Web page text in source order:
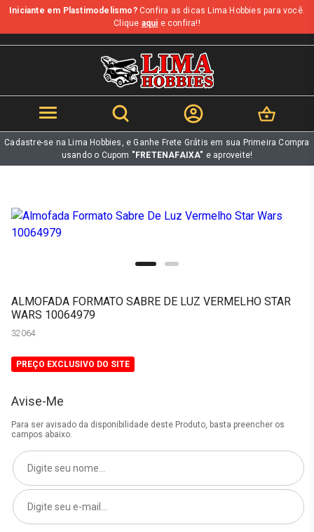
b
Iniciante em Plastimodelismo?Confira as dicas Lima Hobbies para você.
Clique aqui e confira!!
Cadastre-se na Lima Hobbies, e Ganhe Frete Grátis em sua Primeira Compra
usando o Cupom "FRETENAFAIXA" e aproveite!
ALMOFADA FORMATO SABRE DE LUZ VERMELHO STAR
WARS 10064979
32064
PREÇO EXCLUSIVO DO SITE
Avise-Me
Para ser avisado da disponibilidade deste Produto, basta preencher os
campos abaixo.